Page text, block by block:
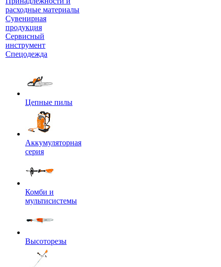
расходные материалы
Сувенирная
продукция
Сервисный
инструмент
Спецодежда
Цепные пилы
Аккумуляторная
серия
Комби и
мультисистемы
Высоторезы